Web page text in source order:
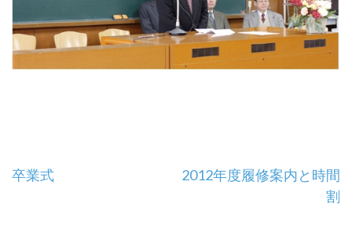
投
卒業式
2012年度履修案内と時間
割